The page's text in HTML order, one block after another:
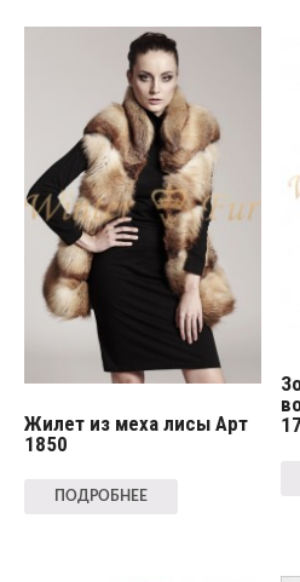
Жилет из меха лисы Арт
1850
ПОДРОБНЕЕ